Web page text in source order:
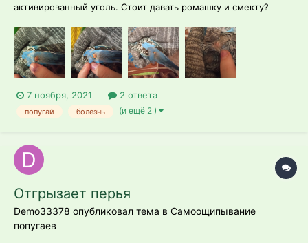
активированный уголь. Стоит давать ромашку и смекту?
(поставила лампу накаливания) Когда давала уголь, заметила
проплешены на крыльях небольшие, и что-то...
7 ноября, 2021 2 ответа
попугай болезнь (и ещё 2 )
Отгрызает перья
Demo33378 опубликовал тема в Самоощипывание
попугаев